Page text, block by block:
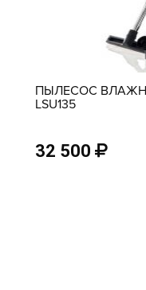
ПЫЛЕСОС
LSU135
32 500